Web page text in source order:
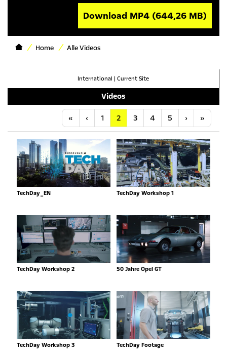
Download MP4 (644,26 MB)
Home Alle Videos
International | Current Site
Videos
« Anfang
‹ Vorherige
1 2 3 4 5 ›Nächste
»
TechDay_EN TechDay Workshop 1
TechDay Workshop 2 50 Jahre Opel GT
TechDay Workshop 3 TechDay Footage